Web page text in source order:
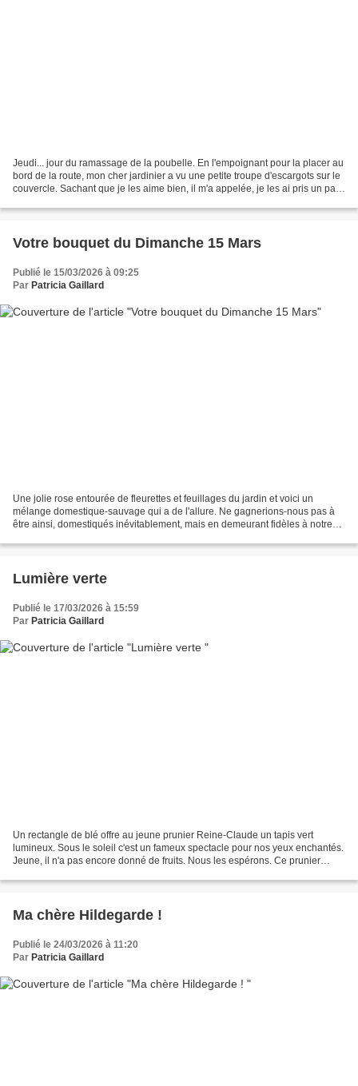
Jeudi... jour du ramassage de la poubelle. En l'empoignant pour la placer au
bord de la route, mon cher jardinier a vu une petite troupe d'escargots sur le
couvercle. Sachant que je les aime bien, il m'a appelée, je les ai pris un par
Votre bouquet du Dimanche 15 Mars
Publié le 15/03/2026 à 09:25
Par Patricia Gaillard
Une jolie rose entourée de fleurettes et feuillages du jardin et voici un
mélange domestique-sauvage qui a de l'allure. Ne gagnerions-nous pas à
être ainsi, domestiqués inévitablement, mais en demeurant fidèles à notre
Lumière verte
Publié le 17/03/2026 à 15:59
Par Patricia Gaillard
Un rectangle de blé offre au jeune prunier Reine-Claude un tapis vert
lumineux. Sous le soleil c'est un fameux spectacle pour nos yeux enchantés.
Jeune, il n'a pas encore donné de fruits. Nous les espérons. Ce prunier
Ma chère Hildegarde !
Publié le 24/03/2026 à 11:20
Par Patricia Gaillard